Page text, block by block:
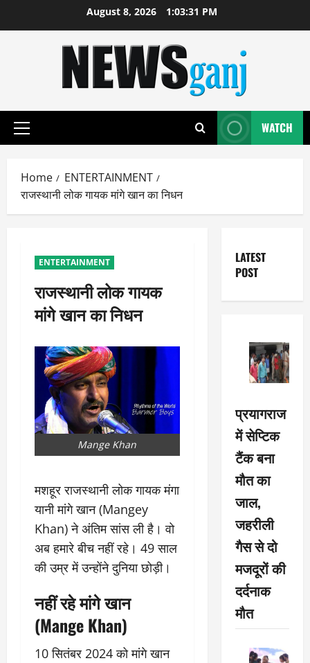
August 8, 2026 1:03:32 PM
Primary
WATCH
Home
ENTERTAINMENT
राजस्थानी लोक गायक मांगे खान का निधन
ENTERTAINMENT
राजस्थानी लोक गायक
मांगे खान का निधन
Mange Khan
मशहूर राजस्थानी लोक गायक मंगा
यानी मांगे खान (Mangey
Khan) ने अंतिम सांस ली है। वो
अब हमारे बीच नहीं रहे। 49 साल
की उम्र में उन्होंने दुनिया छोड़ी।
नहीं रहे मांगे खान
(Mange Khan)
10 सितंबर 2024 को मांगे खान
LATEST
POST
प्रयागराज
में सेप्टिक
टैंक बना
मौत का
जाल,
जहरीली
गैस से दो
मजदूरों की
दर्दनाक
मौत